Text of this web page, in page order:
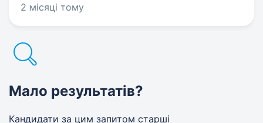
2 місяці тому
Мало результатів?
Кандидати за цим запитом старші